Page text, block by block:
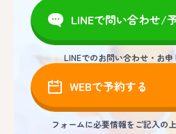
LINEで問い合わせ/
LINEでのお問い合わせ・お申
WEBで予約する
フォームに必要情報をご記入の